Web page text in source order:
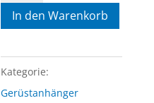
(leer)
abschließbar
Menge
In den Warenkorb
Kategorie:
Gerüstanhänger